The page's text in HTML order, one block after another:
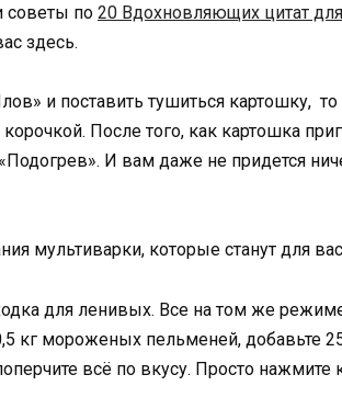
советы по 20 Вдохновляющих цитат
здесь.
и поставить тушиться картошку,
После того, как картошка
И вам даже не придется
для ленивых. Все на том же
кг мороженых пельменей, добавьте
всё по вкусу. Просто